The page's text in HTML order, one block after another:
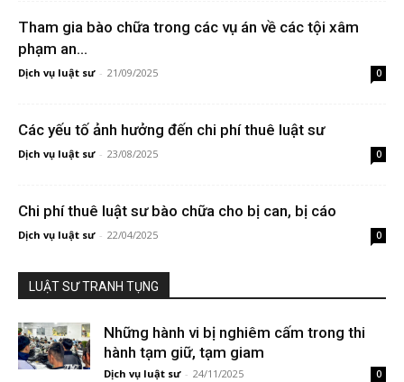
Tham gia bào chữa trong các vụ án về các tội xâm
phạm an...
Dịch vụ luật sư - 21/09/2025 0
Các yếu tố ảnh hưởng đến chi phí thuê luật sư
Dịch vụ luật sư - 23/08/2025 0
Chi phí thuê luật sư bào chữa cho bị can, bị cáo
Dịch vụ luật sư - 22/04/2025 0
LUẬT SƯ TRANH TỤNG
Những hành vi bị nghiêm cấm trong thi
hành tạm giữ, tạm giam
Dịch vụ luật sư - 24/11/2025 0